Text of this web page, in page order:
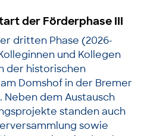
der Förderphase III
dritten Phase (2026-
und Kollegen
der historischen
Domshof in der Bremer
Neben dem Austausch
standen auch
sowie